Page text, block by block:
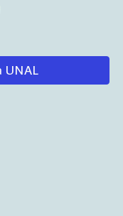
UNAL